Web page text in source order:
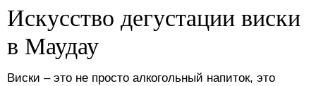
Искусство дегустации виски
в Маудау
Виски – это не просто алкогольный напиток, это